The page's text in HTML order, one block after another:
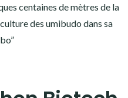
centaines de mètres de la
des umibudo dans sa